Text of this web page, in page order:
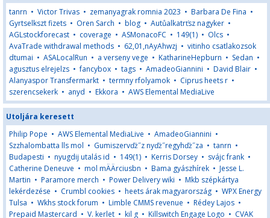
tanrn • Victor Trivas • zemanyagrak romnia 2023 • Barbara De Fina •
Gyrtselkszt fizets • Oren Sarch • blog • Autůalkatrťsz nagyker •
AGLstockforecast • coverage • ASMonacoFC • 149(1) • Olcs •
AvaTrade withdrawal methods • 62,01,nAyAhwzj • vitinho csatlakozsok
dtumai • ASALocalRun • a verseny vege • KatharineHepburn • Sedan •
agusztus elrejelzs •fancybox • tags • AmadeoGiannini • David Blair •
Alanyaspor Transfermarkt • termny rfolyamok • Ciprus heets r •
szerencsekerk • anyd • Ekkora • AWS Elemental MediaLive
Utoljára keresett
Philip Pope • AWS Elemental MediaLive • AmadeoGiannini •
Szzhalombatta lls mol • Gumiszervďż˝z nyďż˝regyhďż˝za • tanrn •
Budapesti • nyugdij utalás id • 149(1) • Kerris Dorsey • svájc frank •
Catherine Deneuve • mol mÄÄrciusbn • Bama gyászhírek • Jesse L.
Martin • Paramore merch • Power Delivery wiki • Mkb szépkártya
lekérdezése • Crumbl cookies • heets árak magyarország • WPX Energy
Tulsa • Wkhs stock forum • Limble CMMS revenue • Rédey Lajos •
Prepaid Mastercard • V. kerlet • kil g • Killswitch Engage Logo • CVAK